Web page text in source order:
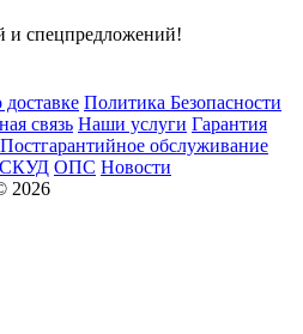
и спецпредложений!
Политика Безопасности
связь Наши услуги Гарантия
Постгарантийное обслуживание
СКУД ОПС Новости
2026